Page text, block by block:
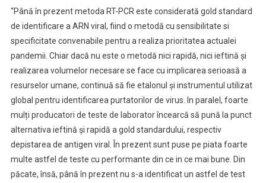
“Până în prezent metoda RT-PCR este considerată gold standard
de identificare a ARN viral, fiind o metodă cu sensibilitate si
specificitate convenabile pentru a realiza prioritatea actualei
pandemii. Chiar dacă nu este o metodă nici rapidă, nici ieftină și
realizarea volumelor necesare se face cu implicarea serioasă a
resurselor umane, continuă să fie etalonul și instrumentul utilizat
global pentru identificarea purtatorilor de virus. In paralel, foarte
mulți producatori de teste de laborator încearcă să pună la punct
alternativa ieftină și rapidă a gold standardului, respectiv
depistarea de antigen viral. În prezent sunt puse pe piata foarte
multe astfel de teste cu performante din ce in ce mai bune. Din
păcate, însă, până în prezent nu s-a identificat un astfel de test